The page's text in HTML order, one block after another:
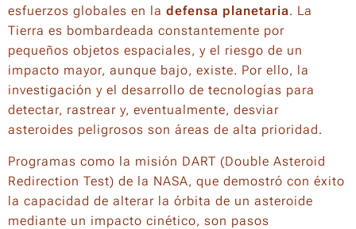
esfuerzos globales en la defensa planetaria. La
Tierra es bombardeada constantemente por
pequeños objetos espaciales, y el riesgo de un
impacto mayor, aunque bajo, existe. Por ello, la
investigación y el desarrollo de tecnologías para
detectar, rastrear y, eventualmente, desviar
asteroides peligrosos son áreas de alta prioridad.
Programas como la misión DART (Double Asteroid
Redirection Test) de la NASA, que demostró con éxito
la capacidad de alterar la órbita de un asteroide
mediante un impacto cinético, son pasos